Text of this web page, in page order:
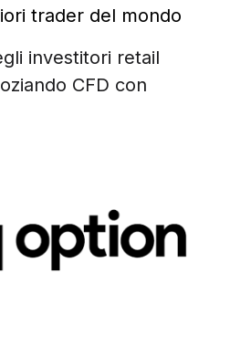
trader del mondo
investitori retail
CFD con